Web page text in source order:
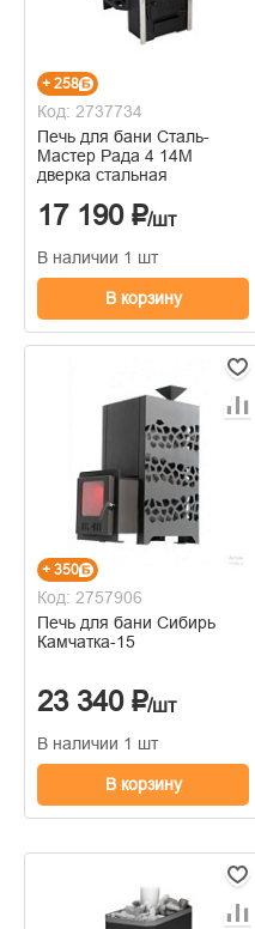
+ 258
Код: 2737734
Печь для бани Сталь-
Мастер Рада 4 14М
дверка стальная
17 190 ₽/шт
В наличии 1 шт
В корзину
+ 350
Код: 2757906
Печь для бани Сибирь
Камчатка-15
23 340 ₽/шт
В наличии 1 шт
В корзину